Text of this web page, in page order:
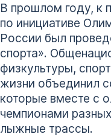
В прошлом году, к
по инициативе
России был
спорта».
физкультуры,
жизни объединил
которые вместе с
чемпионами
лыжные трассы.